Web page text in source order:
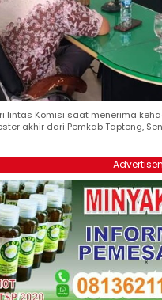
lintas Komisi saat menerima
akhir dari Pemkab Tapteng,